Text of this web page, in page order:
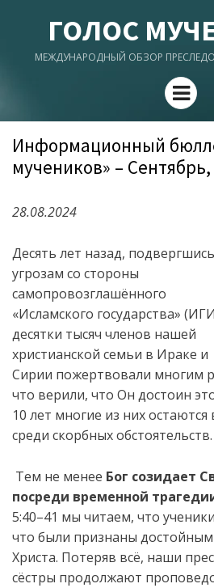
ГОЛОС
МЕЖДУНАРОДНЫЙ ОБЗОР
Menu
Информационный
мучеников» – Сентябрь,
28.08.2024
Десять лет назад, подвергшись
угрозам со стороны
самопровозглашённого
«Исламского государства»
десятки тысяч членов нашей
христианской семьи в Ираке и
Сирии пожертвовали многим
что верили, что Он достоин
10 лет многие из них
среди скорбных обстоятельств.
Тем не менее Бог созидает
посреди временной
5:40–41 мы читаем, что ученики
что были признаны
Христа. Потеряв всё, наши
сёстры продолжают